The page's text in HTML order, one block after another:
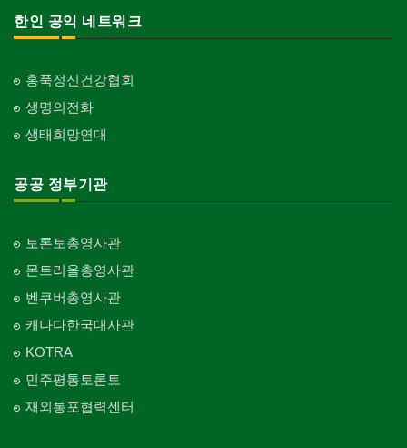
한인 공익 네트워크
홍푹정신건강협회
생명의전화
생태희망연대
공공 정부기관
토론토총영사관
몬트리올총영사관
벤쿠버총영사관
캐나다한국대사관
KOTRA
민주평통토론토
재외통포협력센터